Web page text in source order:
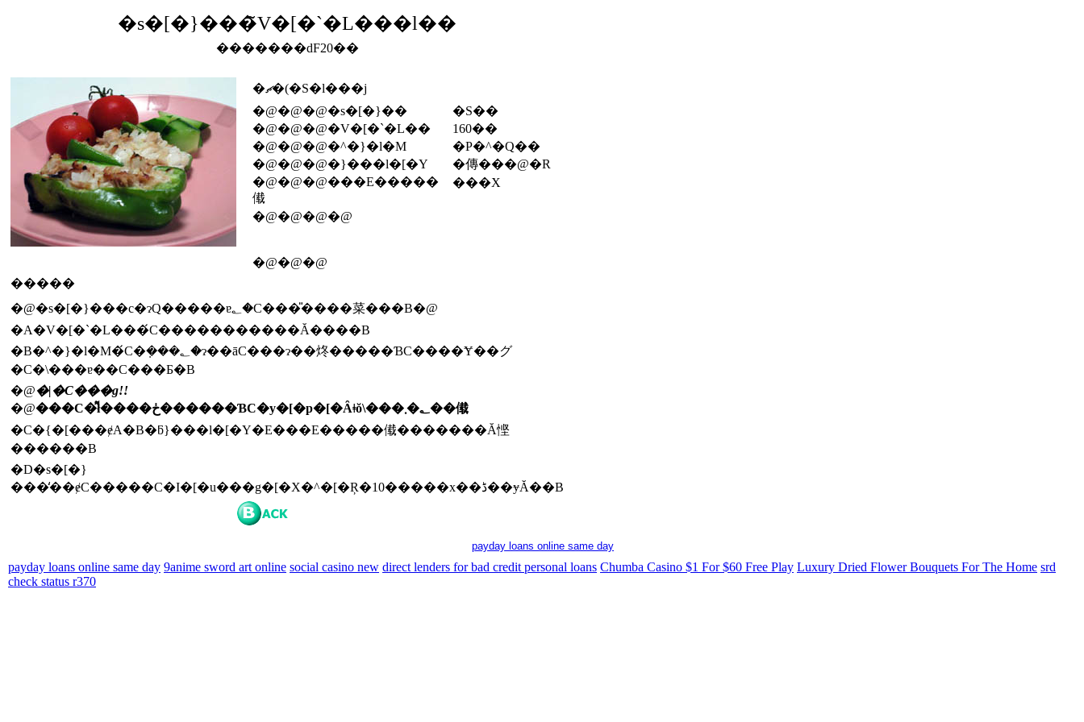
�s�[�}���̃V�[�`�L���l��
�������ԁF20��
�ޗ�(�S�l���j
�@�@�@�s�[�}��
�@�@�@�V�[�`�L��
�@�@�@�^�}�l�M
�@�@�@�}���l�[�Y
�@�@�@���E�����
傤
�@�@�@�@
�S��
160��
�P�^�Q��
�傳���@�R
���X
�@�@�@
�����
�@�s�[�}���͏c�ɂQ�����ɐ؂�C���̎����菜���B�@
�A�V�[�`�L���́C�����������Ă����B
�B�^�}�l�M�́C�݂���؂�ɂ��āC���ɂ��炵�����ƁC����Ɏ��グ
�C�\���ɐ��C���Ƃ�B
�@�|�C���g!!
�@
���C�͌ł����ڂ������ƁC�y�[�p�[�Ȃǂŏ\���؂�܂��傤
�C�{�[���ɇA�B�ƃ}���l�[�Y�E���E�����傤�������Ă悭
������B
�D�s�[�}
���̒��ɇC�����C�I�[�u���g�[�X�^�[�Ŗ�10�����x��ڈ��ɏĂ��B
payday loans online same day
payday loans online same day 9anime sword art online social casino new direct lenders for bad credit personal loans Chumba Casino $1 For $60 Free Play Luxury Dried Flower Bouquets For The Home srd
check status r370